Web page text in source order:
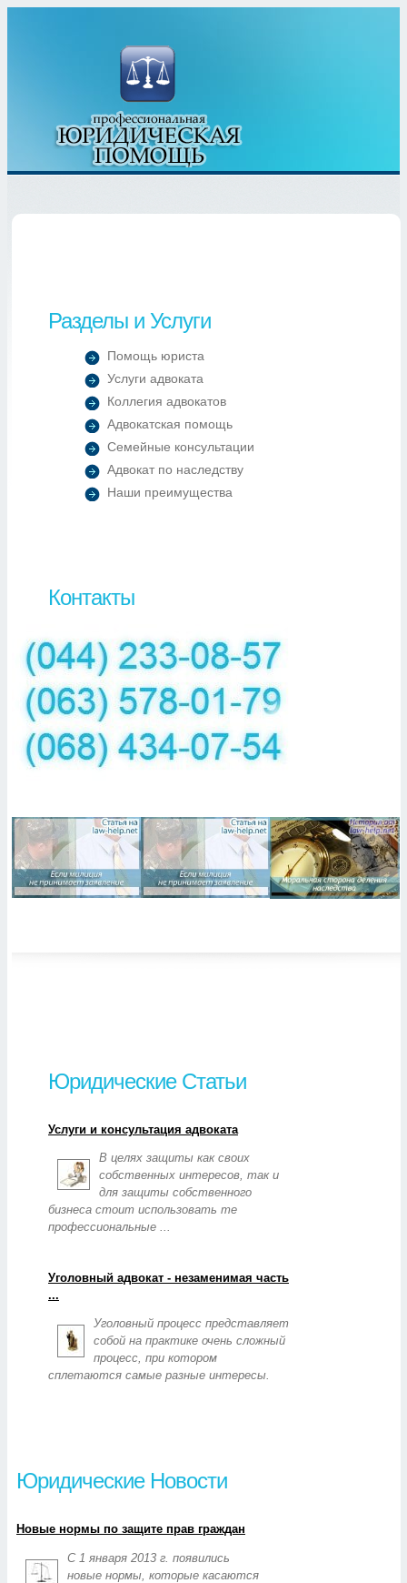
Разделы и Услуги
Помощь юриста
Услуги адвоката
Коллегия адвокатов
Адвокатская помощь
Семейные консультации
Адвокат по наследству
Наши преимущества
Контакты
Юридические Статьи
Услуги и консультация адвоката
В целях защиты как своих
собственных интересов, так и
для защиты собственного
бизнеса стоит использовать те
профессиональные ...
Уголовный адвокат - незаменимая часть
...
Уголовный процесс представляет
собой на практике очень сложный
процесс, при котором
сплетаются самые разные интересы.
Юридические Новости
Новые нормы по защите прав граждан
С 1 января 2013 г. появились
новые нормы, которые касаются